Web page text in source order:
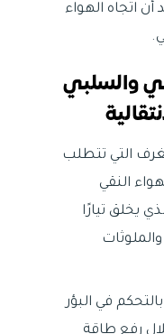
أن اتجاه الهواء
والسلبي
التي تتطلب
النقي
يخلق تيارًا
في البؤر